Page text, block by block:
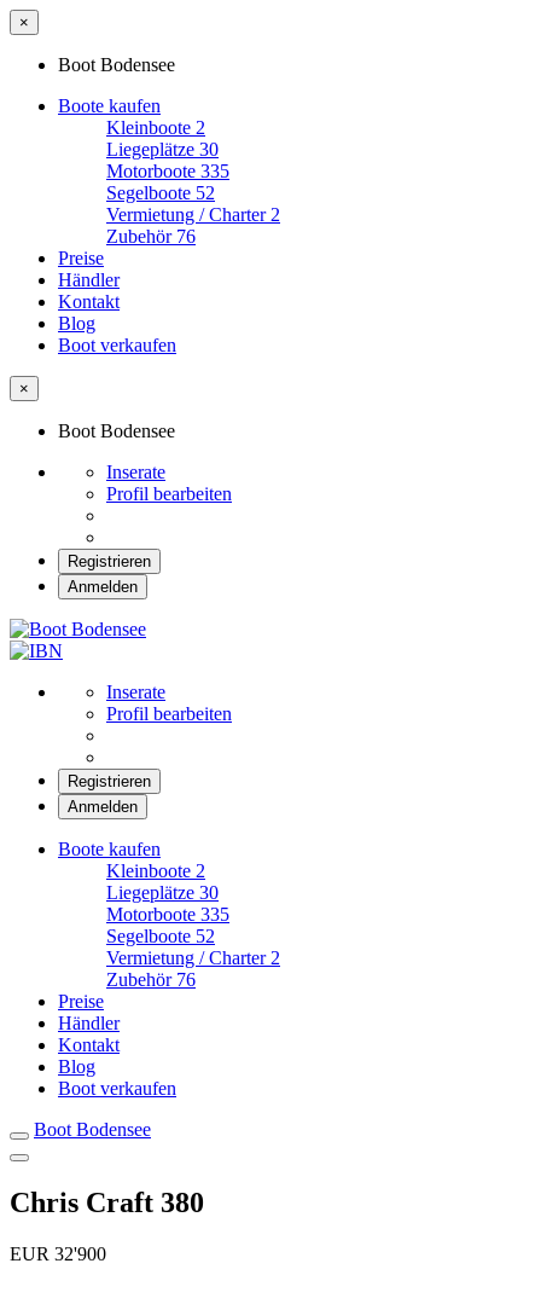
×
Boot Bodensee
Boote kaufen
Kleinboote 2
Liegeplätze 30
Motorboote 335
Segelboote 52
Vermietung / Charter 2
Zubehör 76
Preise
Händler
Kontakt
Blog
Boot verkaufen
×
Boot Bodensee
Inserate
Profil bearbeiten
Registrieren
Anmelden
Inserate
Profil bearbeiten
Registrieren
Anmelden
Boote kaufen
Kleinboote 2
Liegeplätze 30
Motorboote 335
Segelboote 52
Vermietung / Charter 2
Zubehör 76
Preise
Händler
Kontakt
Blog
Boot verkaufen
Boot Bodensee
Chris Craft 380
EUR 32'900